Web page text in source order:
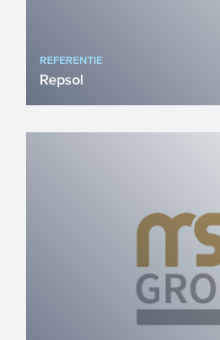
REFERENTIE
Repsol